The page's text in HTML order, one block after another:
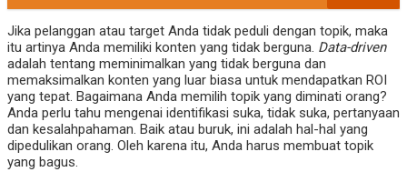
Jika pelanggan atau target Anda tidak peduli dengan topik, maka
itu artinya Anda memiliki konten yang tidak berguna. Data-driven
adalah tentang meminimalkan yang tidak berguna dan
memaksimalkan konten yang luar biasa untuk mendapatkan ROI
yang tepat. Bagaimana Anda memilih topik yang diminati orang?
Anda perlu tahu mengenai identifikasi suka, tidak suka, pertanyaan
dan kesalahpahaman. Baik atau buruk, ini adalah hal-hal yang
dipedulikan orang. Oleh karena itu, Anda harus membuat topik
yang bagus.